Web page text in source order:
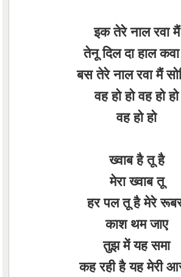
इक तेरे नाल रवा मैं
तेनू दिल दा हाल
बस तेरे नाल रवा मैं
वह हो हो वह हो हो
वह हो हो
ख्वाब है तू है
मेरा ख्वाब तू
हर पल तू है मेरे
काश थम जाए
तुझ में यह समा
कह रही है यह मेरी